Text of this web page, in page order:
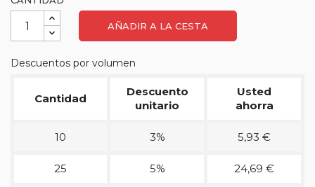
AÑADIR A LA CESTA
Descuentos por volumen
Cantidad
Descuento
unitario
Usted
ahorra
10 3% 5,93 €
25 5% 24,69 €